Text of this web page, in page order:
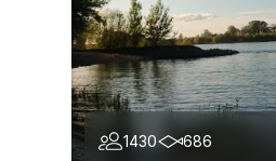
1430 686